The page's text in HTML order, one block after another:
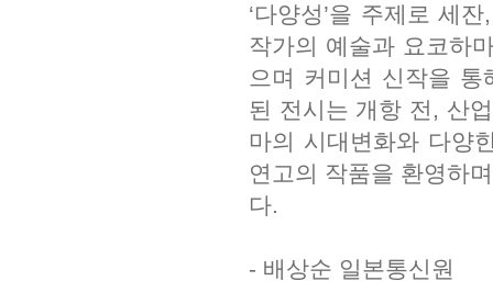
‘다양성’을 주제로 세
작가의 예술과 요코하
으며 커미션 신작을
된 전시는 개항 전, 산
마의 시대변화와 다양
연고의 작품을 환영하
다.
- 배상순 일본통신원